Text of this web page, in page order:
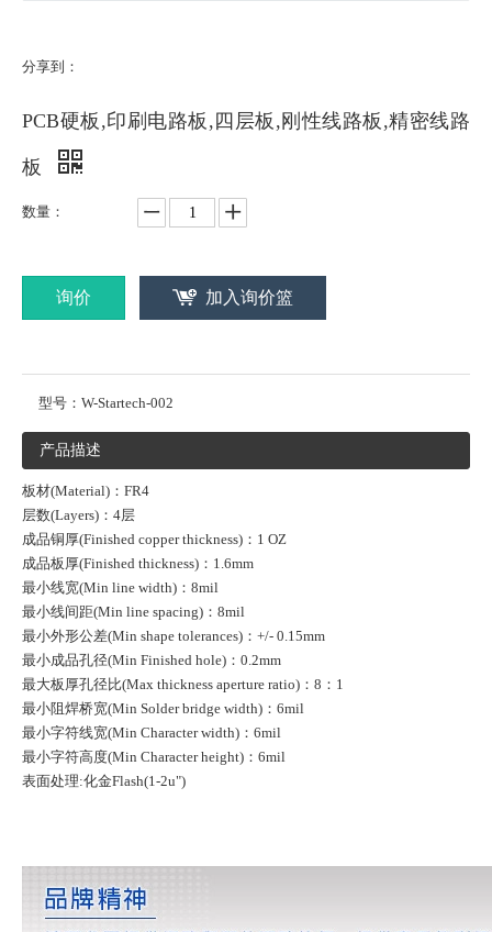
分享到：
PCB硬板,印刷电路板,四层板,刚性线路板,精密线路
板
数量：
询价 加入询价篮
型号： W-Startech-002
产品描述
板材(Material)：FR4
层数(Layers)：4层
成品铜厚(Finished copper thickness)：1 OZ
成品板厚(Finished thickness)：1.6mm
最小线宽(Min line width)：8mil
最小线间距(Min line spacing)：8mil
最小外形公差(Min shape tolerances)：+/- 0.15mm
最小成品孔径(Min Finished hole)：0.2mm
最大板厚孔径比(Max thickness aperture ratio)：8：1
最小阻焊桥宽(Min Solder bridge width)：6mil
最小字符线宽(Min Character width)：6mil
最小字符高度(Min Character height)：6mil
表面处理:化金Flash(1-2u")